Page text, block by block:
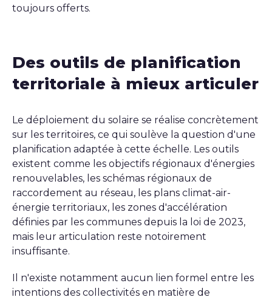
toujours offerts.
Des outils de planification
territoriale à mieux articuler
Le déploiement du solaire se réalise concrètement
sur les territoires, ce qui soulève la question d'une
planification adaptée à cette échelle. Les outils
existent comme les objectifs régionaux d'énergies
renouvelables, les schémas régionaux de
raccordement au réseau, les plans climat-air-
énergie territoriaux, les zones d'accélération
définies par les communes depuis la loi de 2023,
mais leur articulation reste notoirement
insuffisante.
Il n'existe notamment aucun lien formel entre les
intentions des collectivités en matière de